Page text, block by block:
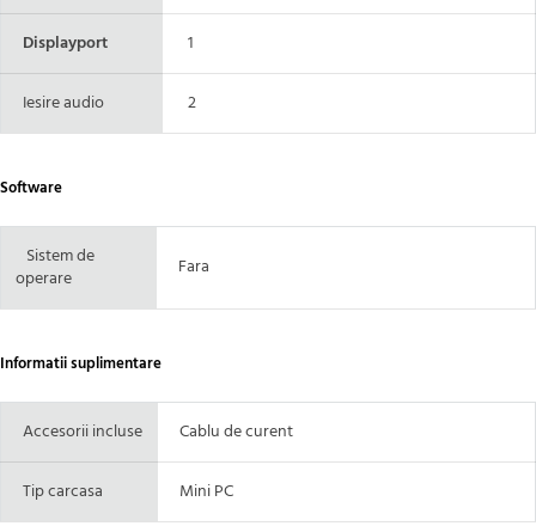
Displayport 1
Iesire audio 2
Software
Sistem de
operare
Fara
Informatii suplimentare
Accesorii incluse Cablu de curent
Tip carcasa Mini PC